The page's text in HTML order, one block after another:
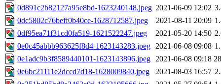
0d891c2b82127a95e8bd-1623240148.jpeg 2021-06-09 12:02
0dc5802c76beff0b40ce-1628712587.jpeg
2021-08-11 20:09
0df95ea71f31cd0fa519-1621522247.jpeg
2021-05-20 14:50
0e0c45abbb963625f8d4-1623143283.jpeg 2021-06-08 09:08
0e1adc9b3f8589440101-1623143896.jpeg 2021-06-08 09:18
0e6bc21111e2dccd7d18-1628009840.jpeg
2021-08-03 16:57